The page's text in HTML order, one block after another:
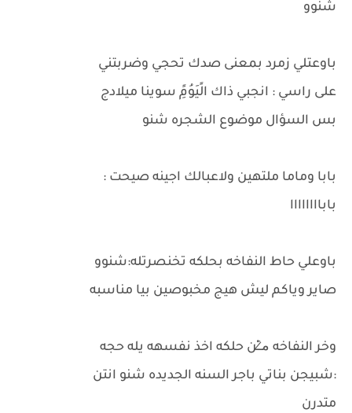
شنوو
باوعتلي زمرد بمعنى صدك تحجي وضربتني
على راسي : انجبي ذاك الًيَوُمًِ سوينا ميلادج
بس السؤال موضوع الشجره شنو
بابا وماما ملتهين ولاعبالك اجينه صيحت :
باباااااااا
باوعلي حاط النفاخه بحلكه تخنصرتله:شنوو
صاير وياكم ليش هيج مخبوصين بيا مناسبه
وخر النفاخه م̷ـــِْن حلكه اخذ نفسهه يله حجه
:شبيجن بناتي باجر السنه الجديده شنو انتن
متدرن